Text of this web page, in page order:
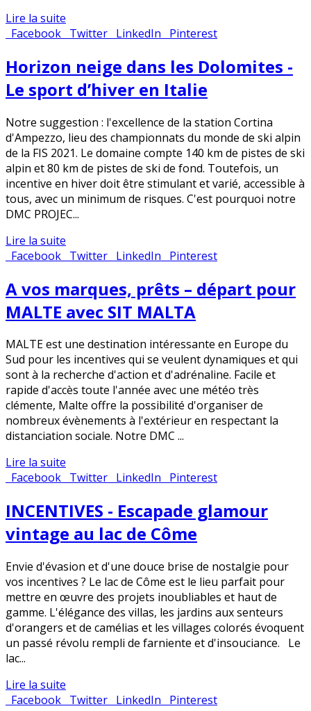
Lire la suite
Facebook Twitter LinkedIn Pinterest
Horizon neige dans les Dolomites -
Le sport d’hiver en Italie
​Notre suggestion : l'excellence de la station Cortina
d'Ampezzo, lieu des championnats du monde de ski alpin
de la FIS 2021. Le domaine compte 140 km de pistes de ski
alpin et 80 km de pistes de ski de fond. Toutefois, un
incentive en hiver doit être stimulant et varié, accessible à
tous, avec un minimum de risques. C'est pourquoi notre
DMC PROJEC...
Lire la suite
Facebook Twitter LinkedIn Pinterest
A vos marques, prêts – départ pour
MALTE avec SIT MALTA
MALTE est une destination intéressante en Europe du
Sud pour les incentives qui se veulent dynamiques et qui
sont à la recherche d'action et d'adrénaline. Facile et
rapide d'accès toute l'année avec une météo très
clémente, Malte offre la possibilité d'organiser de
nombreux évènements à l'extérieur en respectant la
distanciation sociale. Notre DMC ...
Lire la suite
Facebook Twitter LinkedIn Pinterest
INCENTIVES - Escapade glamour
vintage au lac de Côme
Envie d'évasion et d'une douce brise de nostalgie pour
vos incentives ? Le lac de Côme est le lieu parfait pour
mettre en œuvre des projets inoubliables et haut de
gamme. L'élégance des villas, les jardins aux senteurs
d'orangers et de camélias et les villages colorés évoquent
un passé révolu rempli de farniente et d'insouciance. Le
lac...
Lire la suite
Facebook Twitter LinkedIn Pinterest